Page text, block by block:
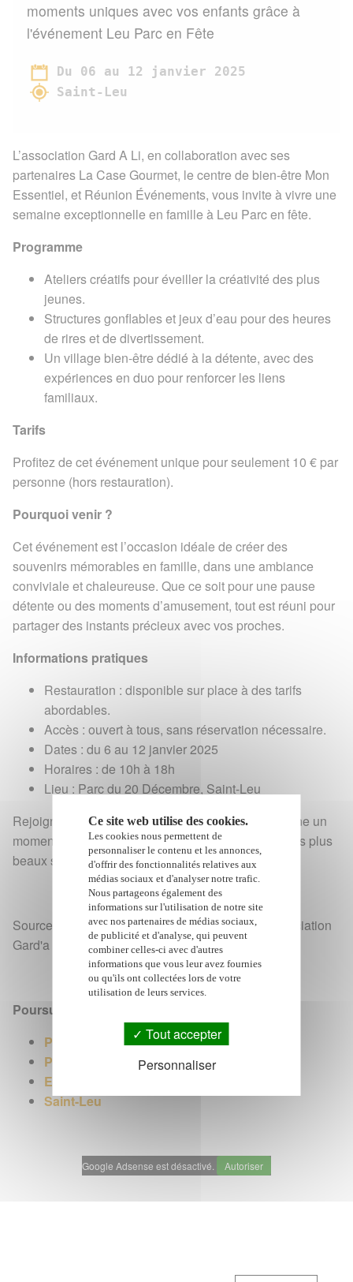
moments uniques avec vos enfants grâce à
l'événement Leu Parc en Fête
Du 06 au 12 janvier 2025
Saint-Leu
L’association Gard A Li, en collaboration avec ses
partenaires La Case Gourmet, le centre de bien-être Mon
Essentiel, et Réunion Événements, vous invite à vivre une
semaine exceptionnelle en famille à Leu Parc en fête.
Programme
Ateliers créatifs pour éveiller la créativité des plus
jeunes.
Structures gonflables et jeux d’eau pour des heures
de rires et de divertissement.
Un village bien-être dédié à la détente, avec des
expériences en duo pour renforcer les liens
familiaux.
Tarifs
Profitez de cet événement unique pour seulement 10 € par
personne (hors restauration).
Pourquoi venir ?
Cet événement est l’occasion idéale de créer des
souvenirs mémorables en famille, dans une ambiance
conviviale et chaleureuse. Que ce soit pour une pause
détente ou des moments d’amusement, tout est réuni pour
partager des instants précieux avec vos proches.
Informations pratiques
Restauration : disponible sur place à des tarifs
abordables.
Accès : ouvert à tous, sans réservation nécessaire.
Dates : du 6 au 12 janvier 2025
Horaires : de 10h à 18h
Lieu : Parc du 20 Décembre, Saint-Leu
Rejoignez Leu Parc en fête et faites de cette semaine un
moment magique pour toute la famille. Parce que les plus
beaux souvenirs se vivent ensemble !
Sources et plus d'informations : voir l'affiche - Association
Gard'a Li
Poursuivre avec :
Parc du 20 décembre à St-Leu
Parcs d'attractions événementiels
Evenements à La Réunion
Saint-Leu
Google Adsense est désactivé. Autoriser
Ce site web utilise des cookies.
Les cookies nous permettent de
personnaliser le contenu et les annonces,
d'offrir des fonctionnalités relatives aux
médias sociaux et d'analyser notre trafic.
Nous partageons également des
informations sur l'utilisation de notre site
avec nos partenaires de médias sociaux,
de publicité et d'analyse, qui peuvent
combiner celles-ci avec d'autres
informations que vous leur avez fournies
ou qu'ils ont collectées lors de votre
utilisation de leurs services.
Tout accepter
Personnaliser